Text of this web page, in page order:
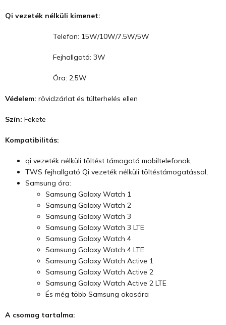
Qi vezeték nélküli kimenet:
Telefon: 15W/10W/7.5W/5W
Fejhallgató: 3W
Óra: 2,5W
Védelem: rövidzárlat és túlterhelés ellen
Szín: Fekete
Kompatibilitás:
qi vezeték nélküli töltést támogató mobiltelefonok,
TWS fejhallgató Qi vezeték nélküli töltéstámogatással,
Samsung óra:
Samsung Galaxy Watch 1
Samsung Galaxy Watch 2
Samsung Galaxy Watch 3
Samsung Galaxy Watch 3 LTE
Samsung Galaxy Watch 4
Samsung Galaxy Watch 4 LTE
Samsung Galaxy Watch Active 1
Samsung Galaxy Watch Active 2
Samsung Galaxy Watch Active 2 LTE
És még több Samsung okosóra
A csomag tartalma: